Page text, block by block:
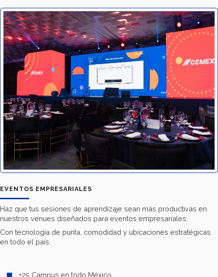
EVENTOS EMPRESARIALES
Haz que tus sesiones de aprendizaje sean más productivas en
nuestros venues diseñados para eventos empresariales.
Con tecnología de punta, comodidad y ubicaciones estratégicas
en todo el país.
+25 Campus en todo México